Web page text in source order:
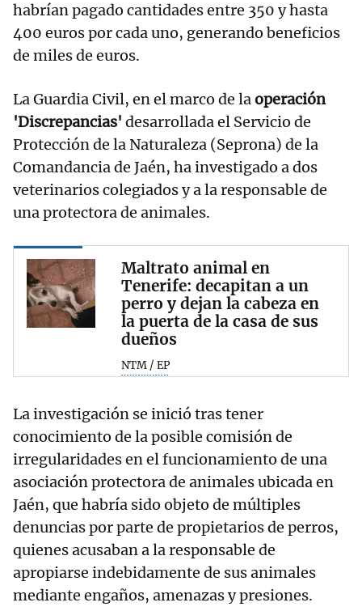
habrían pagado cantidades entre 350 y hasta
400 euros por cada uno, generando beneficios
de miles de euros.
La Guardia Civil, en el marco de laoperación
'Discrepancias' desarrollada el Servicio de
Protección de la Naturaleza (Seprona) de la
Comandancia de Jaén, ha investigado a dos
veterinarios colegiados y a la responsable de
una protectora de animales.
Maltrato animal en
Tenerife: decapitan a un
perro y dejan la cabeza en
la puerta de la casa de sus
dueños
NTM / EP
La investigación se inició tras tener
conocimiento de la posible comisión de
irregularidades en el funcionamiento de una
asociación protectora de animales ubicada en
Jaén, que habría sido objeto de múltiples
denuncias por parte de propietarios de perros,
quienes acusaban a la responsable de
apropiarse indebidamente de sus animales
mediante engaños, amenazas y presiones.